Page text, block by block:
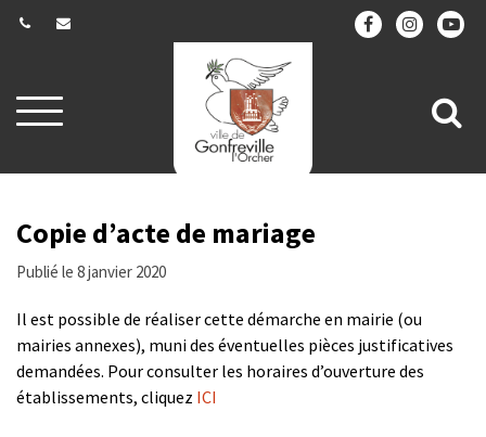
Aller
à
navigation
à
Copie d’acte de mariage
Publié le 8 janvier 2020
Il est possible de réaliser cette démarche en mairie (ou
mairies annexes), muni des éventuelles pièces justificatives
demandées. Pour consulter les horaires d’ouverture des
établissements, cliquez ICI